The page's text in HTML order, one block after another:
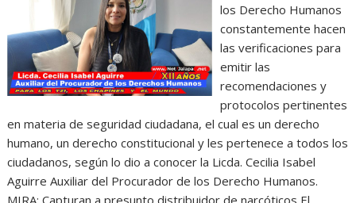
los Derecho Humanos
constantemente hacen
las verificaciones para
emitir las
recomendaciones y
protocolos pertinentes
en materia de seguridad ciudadana, el cual es un derecho
humano, un derecho constitucional y les pertenece a todos los
ciudadanos, según lo dio a conocer la Licda. Cecilia Isabel
Aguirre Auxiliar del Procurador de los Derecho Humanos.